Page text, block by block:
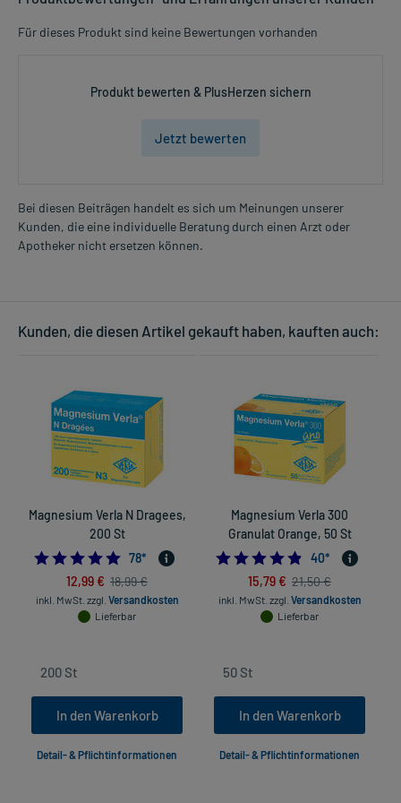
Für dieses Produkt sind keine Bewertungen vorhanden
Produkt bewerten & PlusHerzen sichern
Jetzt bewerten
Bei diesen Beiträgen handelt es sich um Meinungen unserer
Kunden, die eine individuelle Beratung durch einen Arzt oder
Apotheker nicht ersetzen können.
Kunden, die diesen Artikel gekauft haben, kauften auch:
Magnesium Verla N Dragees,
200 St
4.884615384615385
78*
12,99 € 18,99 €
inkl. MwSt. zzgl. Versandkosten
Lieferbar
In den Warenkorb
Detail- & Pflichtinformationen
Magnesium Verla 300
Granulat Orange, 50 St
4.825
40*
15,79 € 21,50 €
inkl. MwSt. zzgl. Versandkosten
Lieferbar
In den Warenkorb
Detail- & Pflichtinformationen